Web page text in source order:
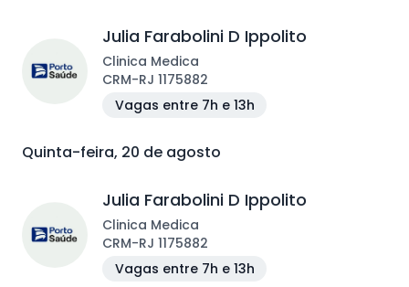
Julia Farabolini D Ippolito
Clinica Medica
CRM-RJ 1175882
Vagas entre 7h e 13h
Quinta-feira, 20 de agosto
Julia Farabolini D Ippolito
Clinica Medica
CRM-RJ 1175882
Vagas entre 7h e 13h